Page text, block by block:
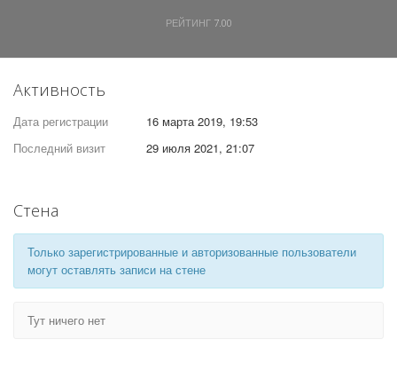
РЕЙТИНГ 7.00
Активность
Дата регистрации
16 марта 2019, 19:53
Последний визит
29 июля 2021, 21:07
Стена
Только зарегистрированные и авторизованные пользователи
могут оставлять записи на стене
Тут ничего нет